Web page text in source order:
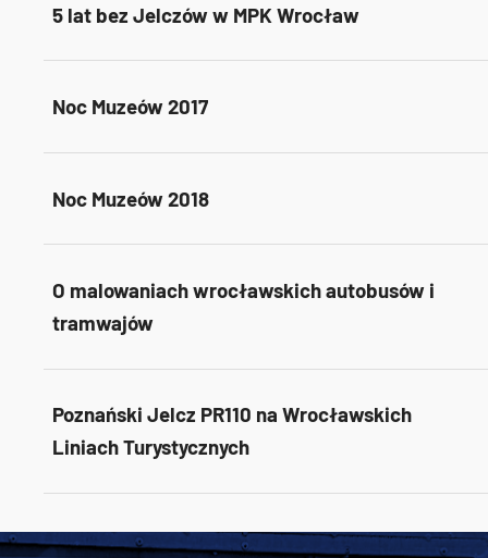
5 lat bez Jelczów w MPK Wrocław
Noc Muzeów 2017
Noc Muzeów 2018
O malowaniach wrocławskich autobusów i
tramwajów
Poznański Jelcz PR110 na Wrocławskich
Liniach Turystycznych